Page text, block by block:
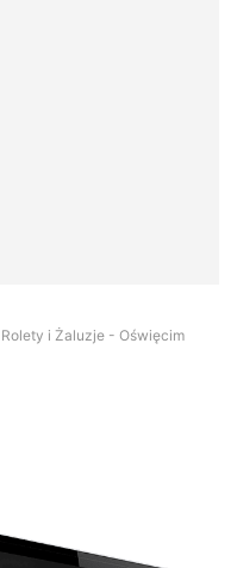
i Żaluzje - Oświęcim